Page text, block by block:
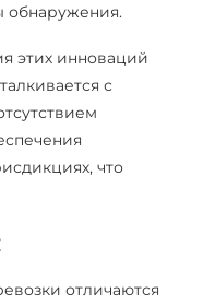
обнаружения.
этих инноваций
с
что
отличаются